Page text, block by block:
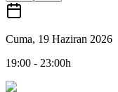
Cuma, 19 Haziran 2026
19:00 - 23:00h